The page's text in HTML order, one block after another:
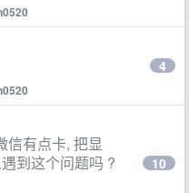
4
信有点卡, 把显
到这个问题吗 ?
10